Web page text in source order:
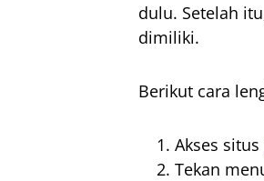
dulu. Setelah
dimiliki.
Berikut cara
Akses situs
Tekan